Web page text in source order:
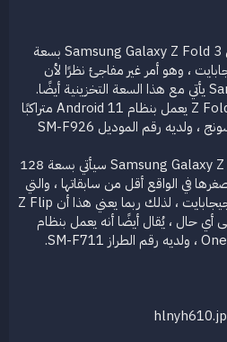
وفقًا لـ SamMobile ، سيأتي Samsung Galaxy Z Fold 3 بسعة
لا تقل عن 256 جيجابايت ، وهو أمر غير مفاجئ نظرًا لأن
Samsung Galaxy Z Fold 2 يأتي مع هذا السعة التخزينية أيضًا.
بالإضافة إلى ذلك ، يُقال إن Z Fold 3 يعمل بنظام Android 11 متراكبًا
في هذه الأثناء ، يبدو أن Samsung Galaxy Z Flip 3 سيأتي بسعة 128
أصغرها في الواقع أقل من سابقاتها ، والتي
جاءت فقط بسعة تخزين 256 جيجابايت ، لذلك ربما يعني هذا أن Z Flip
أي حال ، يُقال أيضًا أنه يعمل بنظام